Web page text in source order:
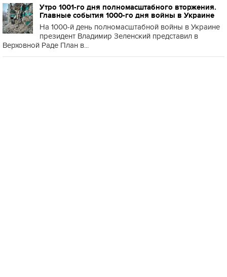
Утро 1001-го дня полномасштабного вторжения.
Главные события 1000-го дня войны в Украине
На 1000-й день полномасштабной войны в Украине
президент Владимир Зеленский представил в
Верховной Раде План в...